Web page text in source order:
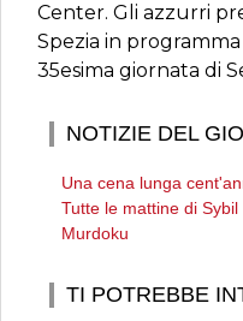
Center. Gli azzurri
Spezia in
35esima giornata di
NOTIZIE DEL
Una cena lunga
Tutte le mattine di Sybil
Murdoku
TI POTREBBE